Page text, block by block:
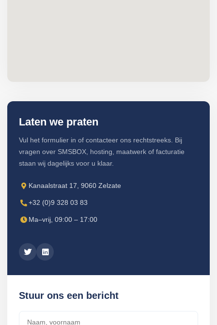
Laten we praten
Vul het formulier in of contacteer ons rechtstreeks. Bij
vragen over SMSBOX, hosting, maatwerk of facturatie
staan wij dagelijks voor u klaar.
Kanaalstraat 17, 9060 Zelzate
+32 (0)9 328 03 83
Ma–vrij, 09:00 – 17:00
Stuur ons een bericht